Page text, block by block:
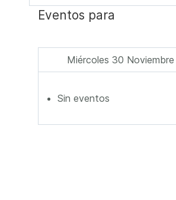
Eventos para
Miércoles 30
Sin eventos